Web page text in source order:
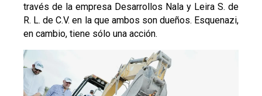
través de la empresa Desarrollos Nala y Leira S. de
R. L. de C.V. en la que ambos son dueños. Esquenazi,
en cambio, tiene sólo una acción.